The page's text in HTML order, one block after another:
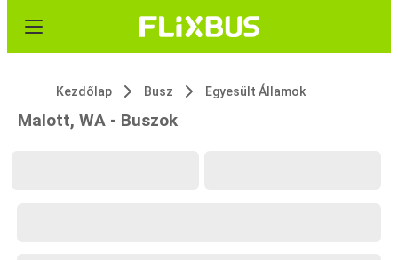
Kezdőlap Busz Egyesült Államok
Malott, WA - Buszok